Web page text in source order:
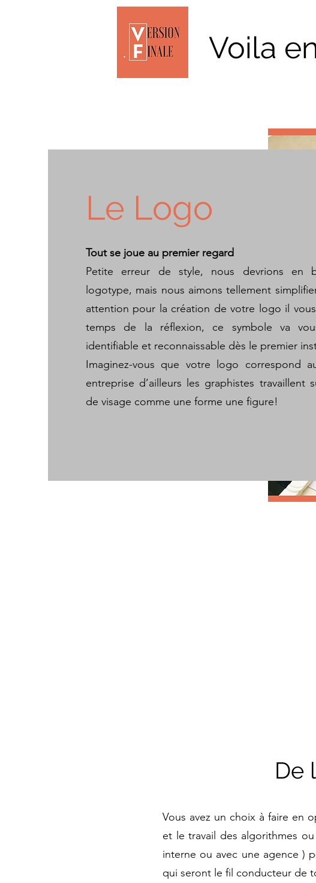
Voila
Le Logo
Tout se joue au premier regard
Petite erreur de style, nous devrions en
logotype, mais nous aimons tellement
attention pour la création de votre logo il
temps de la réflexion, ce symbole va
identifiable et reconnaissable dès le premier
Imaginez-vous que votre logo correspond
entreprise d’ailleurs les graphistes travaillent
de visage comme une forme une figure!
De
Vous avez un choix à faire en
et le travail des algorithmes
interne ou avec une agence )
qui seront le fil conducteur de